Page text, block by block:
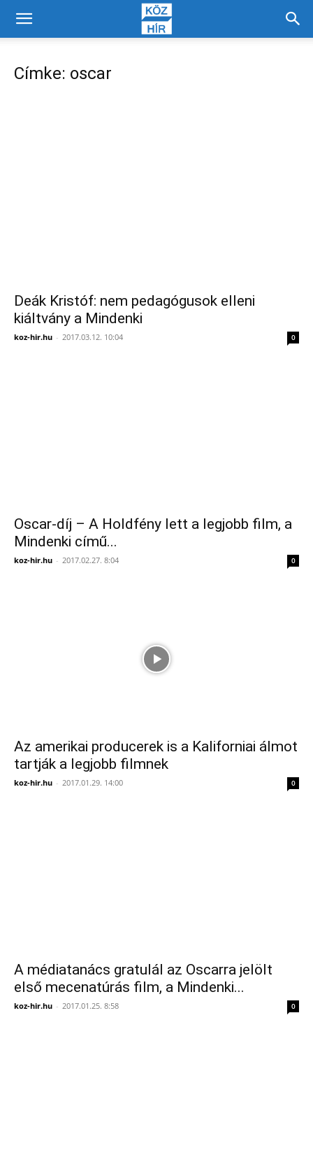
Címke: oscar
Deák Kristóf: nem pedagógusok elleni
kiáltvány a Mindenki
koz-hir.hu - 2017.03.12. 10:04 0
Oscar-díj – A Holdfény lett a legjobb film, a
Mindenki című...
koz-hir.hu - 2017.02.27. 8:04 0
Az amerikai producerek is a Kaliforniai álmot
tartják a legjobb filmnek
koz-hir.hu - 2017.01.29. 14:00 0
A médiatanács gratulál az Oscarra jelölt
első mecenatúrás film, a Mindenki...
koz-hir.hu - 2017.01.25. 8:58 0